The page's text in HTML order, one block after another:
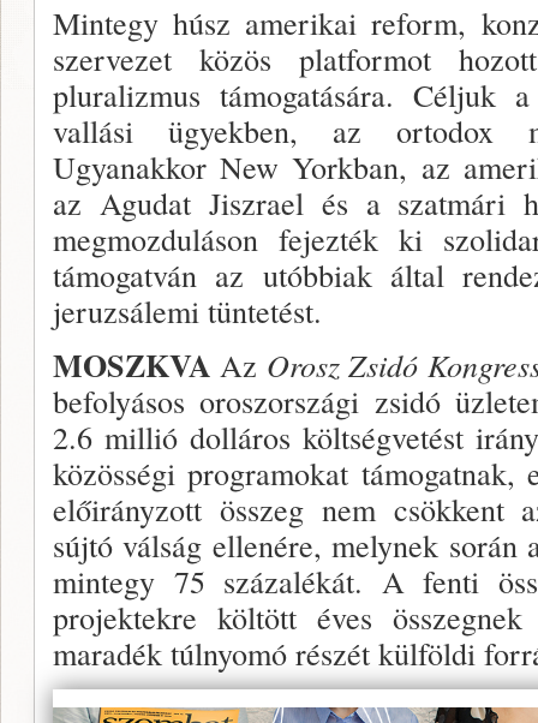
Mintegy húsz amerikai reform,
szerve­zet közös platformot
pluralizmus támoga­tására. Céljuk
vallási ügyekben, az or­todox
Ugyanakkor New Yorkban, az
az Agudat Jiszrael és a szatmári
megmoz­duláson fejezték ki
támogatván az utóbbiak által
jeruzsálemi tüntetést.
MOSZKVAAz Orosz Zsidó
befolyásos oroszországi zsidó
2.6 millió dolláros költségvetést
közös­ségi programokat támogatnak,
előirány­zott összeg nem csökkent
sújtó válság ellenére, melynek során
mintegy 75 százalékát. A fenti
projektekre költött éves
maradék túlnyomó részét külföldi